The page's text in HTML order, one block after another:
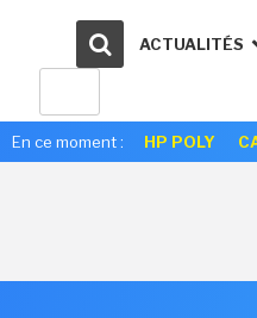
ACTUALITÉS
En ce moment : HP POLY